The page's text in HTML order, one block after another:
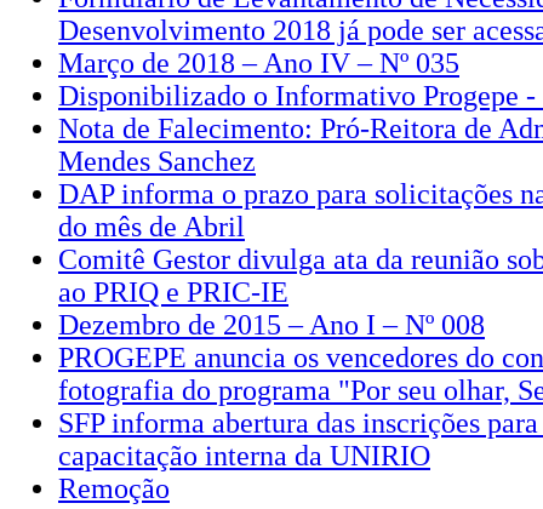
Desenvolvimento 2018 já pode ser
Março de 2018 – Ano IV – Nº 035
Disponibilizado o Informativo Progepe -
Nota de Falecimento: Pró-Reitora de
Mendes Sanchez
DAP informa o prazo para solicitações
do mês de Abril
Comitê Gestor divulga ata da reunião
ao PRIQ e PRIC-IE
Dezembro de 2015 – Ano I – Nº 008
PROGEPE anuncia os vencedores do
fotografia do programa "Por seu olhar,
SFP informa abertura das inscrições
capacitação interna da UNIRIO
Remoção